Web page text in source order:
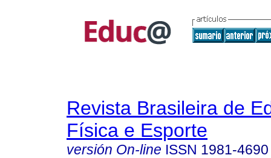
Revista Brasileira de
Física e Esporte
versión On-line ISSN 1981-4690